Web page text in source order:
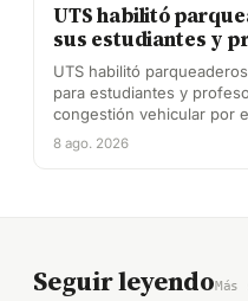
UTS habilitó
sus estudiantes y
UTS habilitó
para estudiantes y
congestión vehicular por
8 ago. 2026
Seguir leyendoMás